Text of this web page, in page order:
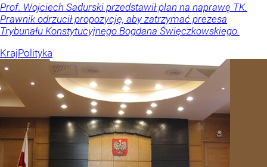
Prof. Wojciech Sadurski przedstawił plan na naprawę TK.
Prawnik odrzucił propozycję, aby zatrzymać prezesa
Trybunału Konstytucyjnego Bogdana Święczkowskiego.
KrajPolityka